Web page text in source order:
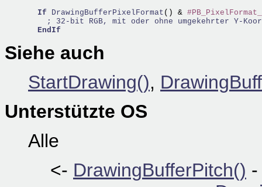
If
DrawingBufferPixelFormat () &
; 32-bit RGB, mit oder ohne umgekehrter Y-
EndIf
Siehe auch
StartDrawing(),
Unterstützte OS
Alle
<- DrawingBufferPitch()